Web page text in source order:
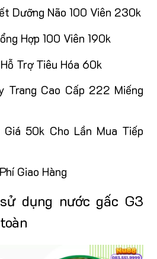
Dưỡng Não 100 Viên 230k
Hợp 100 Viên 190k
Trợ Tiêu Hóa 60k
Trang Cao Cấp 222 Miếng
Giá 50k Cho Lần Mua Tiếp
Giao Hàng
dụng nước gấc G3